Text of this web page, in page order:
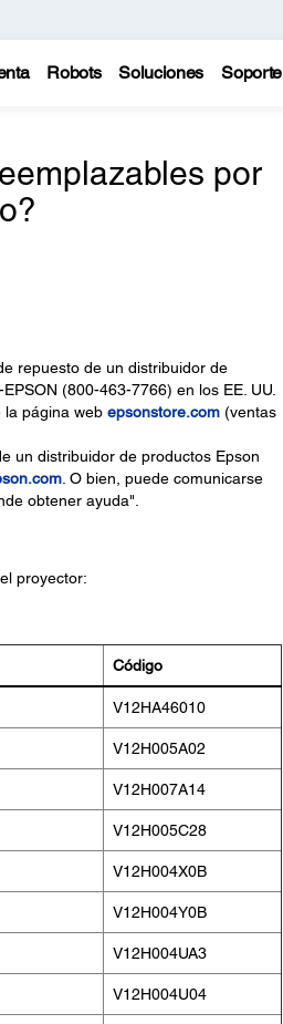
Robots Soluciones Soporte
por
repuesto de un distribuidor de
(800-463-7766) en los EE. UU.
la página web epsonstore.com(ventas
un distribuidor de productos Epson
. O bien, puede comunicarse
obtener ayuda".
proyector:
Código
V12HA46010
V12H005A02
V12H007A14
V12H005C28
V12H004X0B
V12H004Y0B
V12H004UA3
V12H004U04